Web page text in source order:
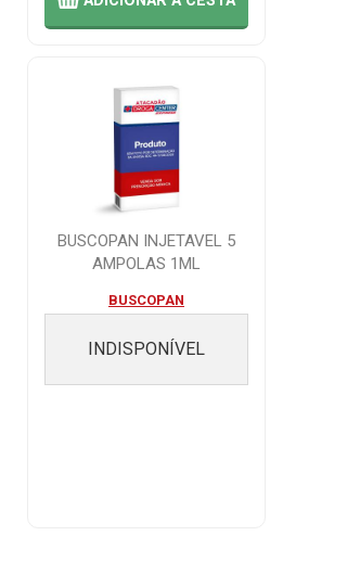
BUSCOPAN INJETAVEL 5
AMPOLAS 1ML
BUSCOPAN
INDISPONÍVEL